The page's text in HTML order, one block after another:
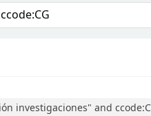
investigaciones" and